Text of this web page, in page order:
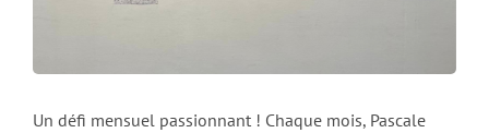
Un défi mensuel passionnant ! Chaque mois, Pascale